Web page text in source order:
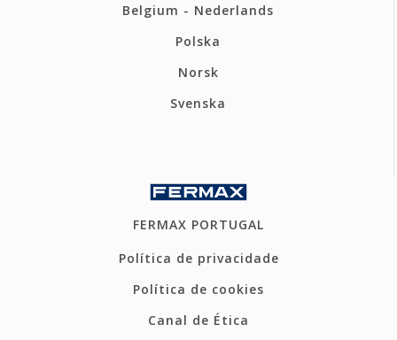
Belgium - Nederlands
Polska
Norsk
Svenska
FERMAX PORTUGAL
Política de privacidade
Política de cookies
Canal de Ética